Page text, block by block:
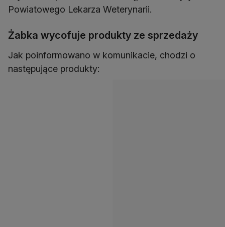
Powiatowego Lekarza Weterynarii.
Żabka wycofuje produkty ze sprzedaży
Jak poinformowano w komunikacie, chodzi o
następujące produkty: